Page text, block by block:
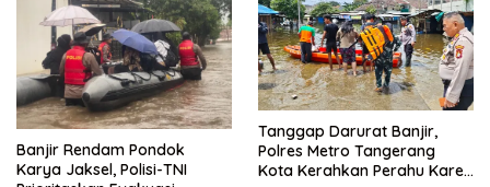
Banjir Rendam Pondok
Karya Jaksel, Polisi-TNI
Tanggap Darurat Banjir,
Polres Metro Tangerang
Kota Kerahkan Perahu Karet